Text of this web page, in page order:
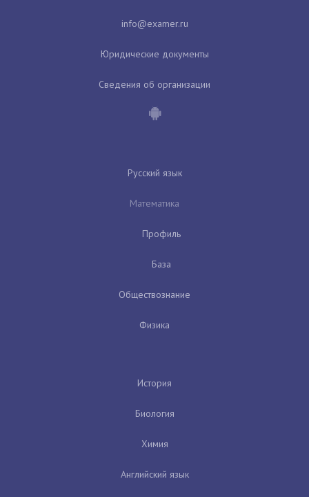
Юридические документы
Сведения об организации
Русский язык
Математика
Профиль
База
Обществознание
Физика
История
Биология
Химия
Английский язык